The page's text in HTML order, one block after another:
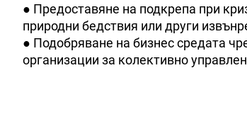
● Предоставяне на подкрепа при
природни бедствия или други
● Подобряване на бизнес средата
организации за колективно